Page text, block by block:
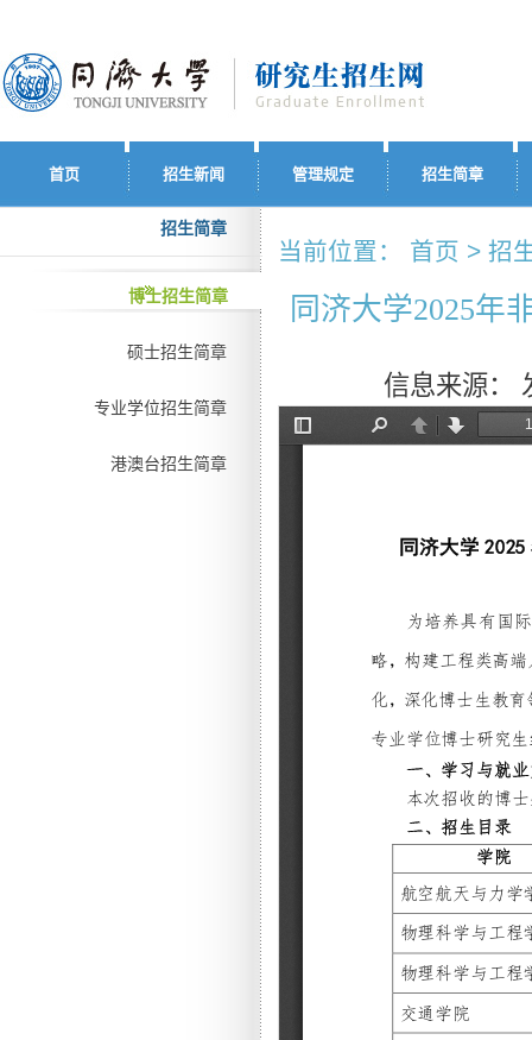
首页 招生新闻 管理规定 招生简章
招生简章
博士招生简章
硕士招生简章
专业学位招生简章
港澳台招生简章
当前位置： 首页 > 招
同济大学2025年
信息来源：